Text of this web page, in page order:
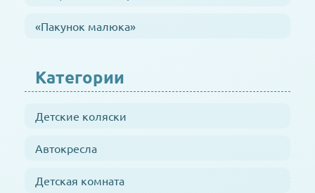
«Пакунок малюка»
Категории
Детские коляски
Автокресла
Детская комната